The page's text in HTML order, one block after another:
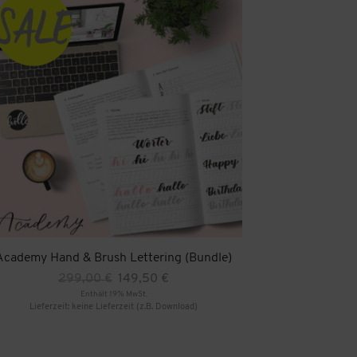
Hand & Brush Lettering (Bundle)
Ursprünglicher
Preis
war:
149,50 €
ist:
Enthält 19% MwSt.
Lieferzeit: keine Lieferzeit (z.B. Download)